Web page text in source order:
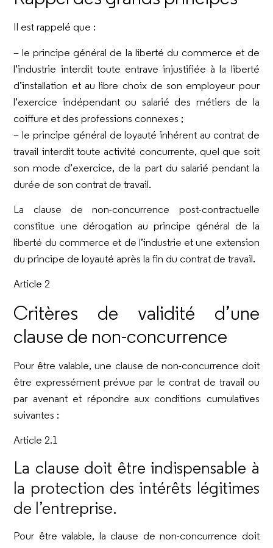
Il est rappelé que :
– le principe général de la liberté du commerce et de
l’industrie interdit toute entrave injustifiée à la liberté
d’installation et au libre choix de son employeur pour
l’exercice indépendant ou salarié des métiers de la
coiffure et des professions connexes ;
– le principe général de loyauté inhérent au contrat de
travail interdit toute activité concurrente, quel que soit
son mode d’exercice, de la part du salarié pendant la
durée de son contrat de travail.
La clause de non-concurrence post-contractuelle
constitue une dérogation au principe général de la
liberté du commerce et de l’industrie et une extension
du principe de loyauté après la fin du contrat de travail.
Article 2
Critères de validité d’une
clause de non-concurrence
Pour être valable, une clause de non-concurrence doit
être expressément prévue par le contrat de travail ou
par avenant et répondre aux conditions cumulatives
suivantes :
Article 2.1
La clause doit être indispensable à
la protection des intérêts légitimes
de l’entreprise.
Pour être valable, la clause de non-concurrence doit